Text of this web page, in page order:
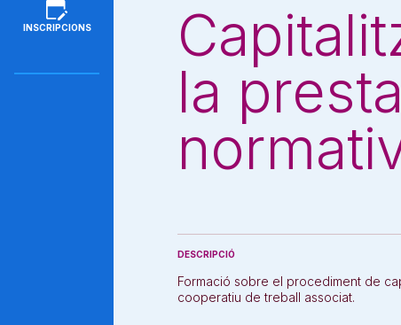
INSCRIPCIONS
la
DESCRIPCIÓ
Formació sobre el procediment de
cooperatiu de treball associat.